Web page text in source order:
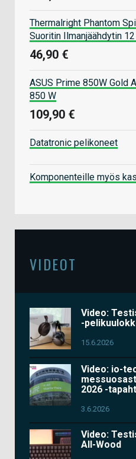
Thermalright Phantom
Suoritin Ilmanjäähdytin
46,90 €
ASUS Prime 850W Gold
850 W
109,90 €
Datatronic pelikoneet
Komponenteille myös
VIDEOT
Video:
-
15.6.2026
Video: io-
2026 -
3.6.2026
Video:
All-Wood